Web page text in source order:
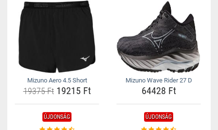
Mizuno Aero 4.5 Short
19375 Ft19215 Ft
Mizuno Wave Rider 27 D
64428 Ft
ÚJDONSÁG ÚJDONSÁG